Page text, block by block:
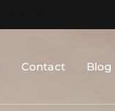
Contact Blog